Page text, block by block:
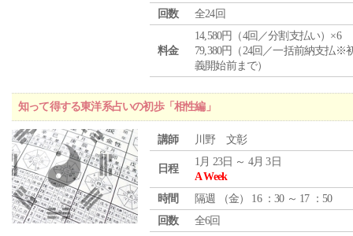
回数
全24回
料金
14,580円（4回／分割支払い）×6
79,380円（24回／一括前納支払※
義開始前まで）
知って得する東洋系占いの初歩「相性編」
講師 川野 文彰
日程
1月 23日 ～ 4月 3日
A Week
時間
隔週 （金） 16 ：30 ～ 17 ：50
回数
全6回